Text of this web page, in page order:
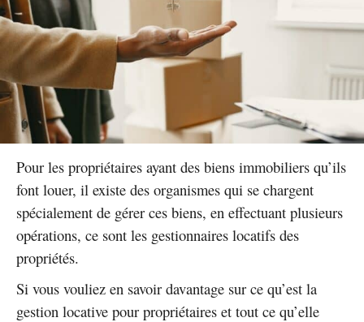
Pour les propriétaires ayant des biens immobiliers qu’ils
font louer, il existe des organismes qui se chargent
spécialement de gérer ces biens, en effectuant plusieurs
opérations, ce sont les gestionnaires locatifs des
propriétés.
Si vous vouliez en savoir davantage sur ce qu’est la
gestion locative pour propriétaires et tout ce qu’elle